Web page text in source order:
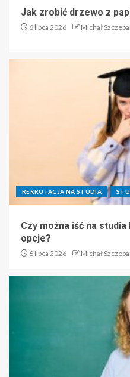
Jak zrobić drzewo z
6 lipca 2026 Michał
REKRUTACJA NA STUDIA
Czy można iść na
opcje?
6 lipca 2026 Michał